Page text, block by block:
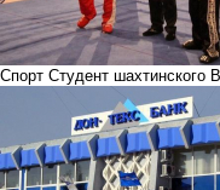
Спорт Студент шахтинского